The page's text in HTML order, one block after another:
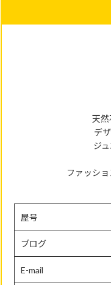
天然
デ
ジ
ファッシ
屋号
ブログ
E-mail